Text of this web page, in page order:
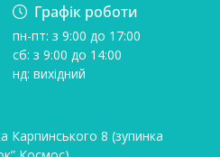
Графік роботи
пн-пт: з 9:00 до 17:00
сб: з 9:00 до 14:00
нд: вихідний
Карпинського 8 (зупинка